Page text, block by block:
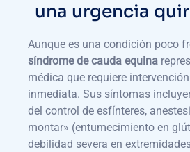
una urgencia
Aunque es una condición poco
síndrome de cauda equina
médica que requiere
inmediata. Sus síntomas
del control de esfínteres,
montar» (entumecimiento en
debilidad severa en